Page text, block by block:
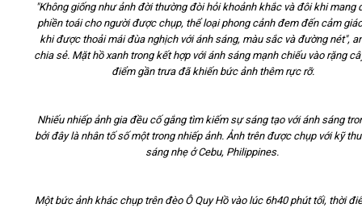
Tìm kiếm
"Không giống như ảnh đời thường đòi hỏi khoảnh khắc và đôi khi mang
phiền toái cho người được chụp, thể loại phong cảnh đem đến cảm
khi được thoải mái đùa nghịch với ánh sáng, màu sắc và đường nét",
chia sẻ. Mặt hồ xanh trong kết hợp với ánh sáng mạnh chiếu vào rặng
điểm gần trưa đã khiến bức ảnh thêm rực rỡ.
Nhiếu nhiếp ảnh gia đều cố gắng tìm kiếm sự sáng tạo với ánh sáng
bởi đây là nhân tố số một trong nhiếp ảnh. Ảnh trên được chụp với kỹ
sáng nhẹ ở Cebu, Philippines.
Một bức ảnh khác chụp trên đèo Ô Quy Hồ vào lúc 6h40 phút tối, thời